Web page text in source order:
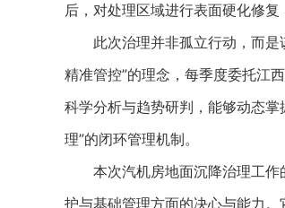
后，对处理区域进行表面硬化修
此次治理并非孤立行动，而是
精准管控”的理念，每季度委托江
科学分析与趋势研判，能够动态
理”的闭环管理机制。
本次汽机房地面沉降治理工作
护与基础管理方面的决心与能力